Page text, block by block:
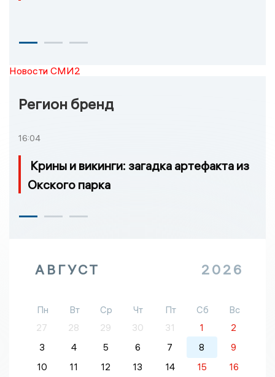
Новости СМИ2
Регион бренд
16:04
Крины и викинги: загадка артефакта из
Окского парка
АВГУСТ 2026
Пн Вт Ср Чт Пт Сб
Вс
27
28 29 30 31 1
2
3
4 5 6 7 8
9
10
11 12 13 14 15
16